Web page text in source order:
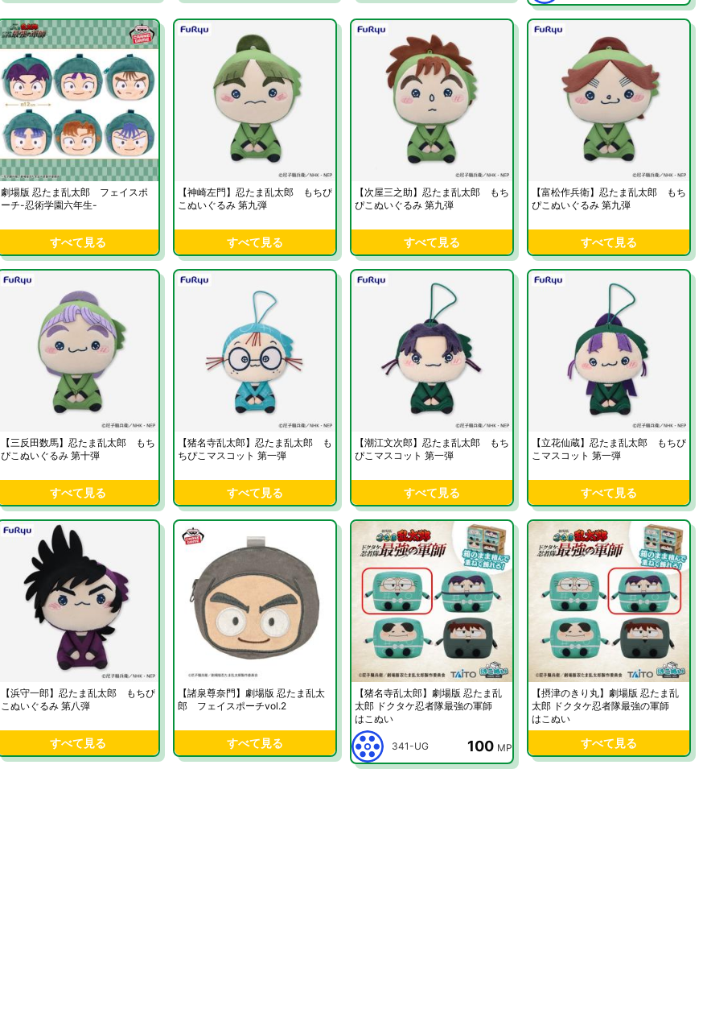
劇場版 忍たま乱太郎 フェイスポ
ーチ-忍術学園六年生-
すべて見る
【神崎左門】忍たま乱太郎 もちぴ
こぬいぐるみ 第九弾
すべて見る
【次屋三之助】忍たま乱太郎 もち
ぴこぬいぐるみ 第九弾
すべて見る
【富松作兵衛】忍たま乱太郎 もち
ぴこぬいぐるみ 第九弾
すべて見る
【三反田数馬】忍たま乱太郎 もち
ぴこぬいぐるみ 第十弾
すべて見る
【猪名寺乱太郎】忍たま乱太郎 も
ちぴこマスコット 第一弾
すべて見る
【潮江文次郎】忍たま乱太郎 もち
ぴこマスコット 第一弾
すべて見る
【立花仙蔵】忍たま乱太郎 もちぴ
こマスコット 第一弾
すべて見る
【浜守一郎】忍たま乱太郎 もちぴ
こぬいぐるみ 第八弾
すべて見る
【諸泉尊奈門】劇場版 忍たま乱太
郎 フェイスポーチvol.2
すべて見る
【猪名寺乱太郎】劇場版 忍たま乱
太郎 ドクタケ忍者隊最強の軍師
はこぬい
341-UG 100 MP
【摂津のきり丸】劇場版 忍たま乱
太郎 ドクタケ忍者隊最強の軍師
はこぬい
すべて見る